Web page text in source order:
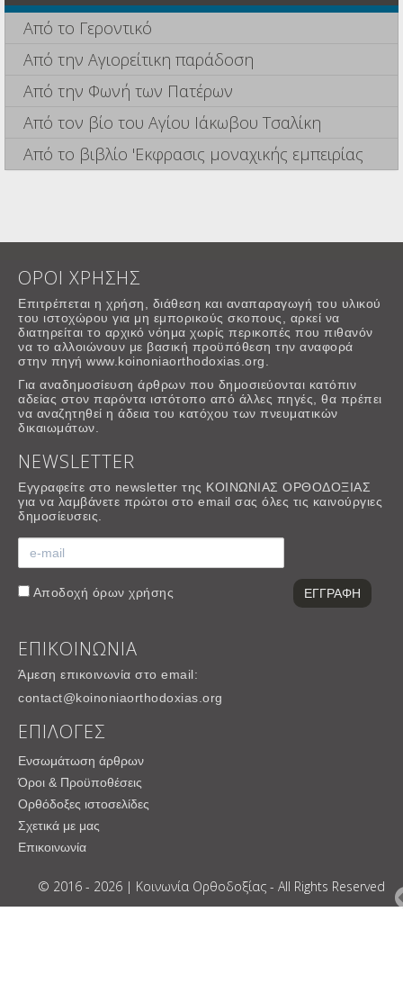
Από το Γεροντικό
Από την Αγιορείτικη παράδοση
Από την Φωνή των Πατέρων
Από τον βίο του Αγίου Ιάκωβου Τσαλίκη
Από το βιβλίο 'Εκφρασις μοναχικής εμπειρίας
ΟΡΟΙ ΧΡΗΣΗΣ
Επιτρέπεται η χρήση, διάθεση και αναπαραγωγή του υλικού
του ιστοχώρου για μη εμπορικούς σκοπους, αρκεί να
διατηρείται το αρχικό νόημα χωρίς περικοπές που πιθανόν
να το αλλοιώνουν με βασική προϋπόθεση την αναφορά
στην πηγή www.koinoniaorthodoxias.org.
Για αναδημοσίευση άρθρων που δημοσιεύονται κατόπιν
αδείας στον παρόντα ιστότοπο από άλλες πηγές, θα πρέπει
να αναζητηθεί η άδεια του κατόχου των πνευματικών
δικαιωμάτων.
NEWSLETTER
Εγγραφείτε στο newsletter της ΚΟΙΝΩΝΙΑΣ ΟΡΘΟΔΟΞΙΑΣ
για να λαμβάνετε πρώτοι στο email σας όλες τις καινούργιες
δημοσίευσεις.
Αποδοχή όρων χρήσης
ΕΠΙΚΟΙΝΩΝΙΑ
Άμεση επικοινωνία στο email:
contact@koinoniaorthodoxias.org
ΕΠΙΛΟΓΕΣ
Ενσωμάτωση άρθρων
Όροι & Προϋποθέσεις
Ορθόδοξες ιστοσελίδες
Σχετικά με μας
Επικοινωνία
© 2016 - 2026 | Κοινωνία Ορθοδοξίας - All Rights Reserved